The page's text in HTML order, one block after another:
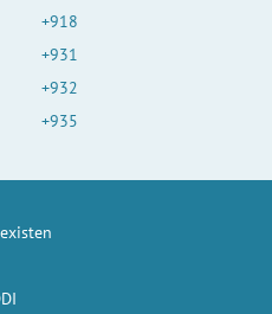
+918
+931
+932
+935